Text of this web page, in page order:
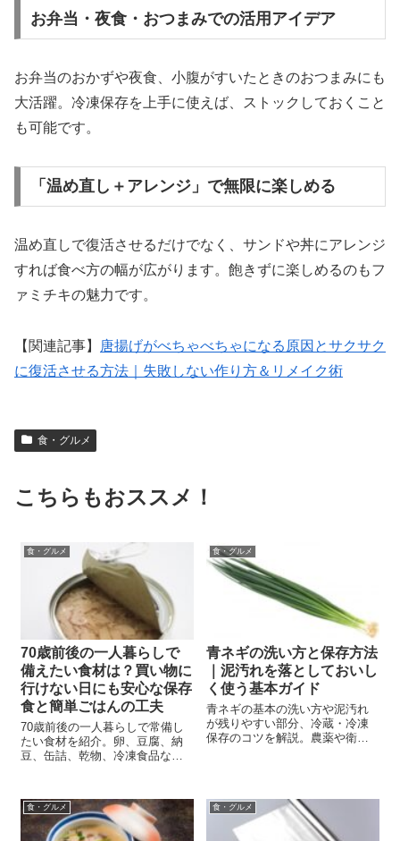
お弁当・夜食・おつまみでの活用アイデア
お弁当のおかずや夜食、小腹がすいたときのおつまみにも
大活躍。冷凍保存を上手に使えば、ストックしておくこと
も可能です。
「温め直し＋アレンジ」で無限に楽しめる
温め直しで復活させるだけでなく、サンドや丼にアレンジ
すれば食べ方の幅が広がります。飽きずに楽しめるのもフ
ァミチキの魅力です。
【関連記事】
唐揚げがべちゃべちゃになる原因とサクサク
に復活させる方法｜失敗しない作り方＆リメイク術
食・グルメ
こちらもおススメ！
食・グルメ
70歳前後の一人暮らしで
備えたい食材は？買い物に
行けない日にも安心な保存
食と簡単ごはんの工夫
70歳前後の一人暮らしで常備し
たい食材を紹介。卵、豆腐、納
豆、缶詰、乾物、冷凍食品な
理なく続ける食事の工夫を解説
します。
食・グルメ
青ネギの洗い方と保存方法
｜泥汚れを落としておいし
く使う基本ガイド
青ネギの基本の洗い方や泥汚れ
が残りやすい部分、冷蔵・冷凍
保存のコツを解説。農薬や衛生
食・グルメ 食・グルメ